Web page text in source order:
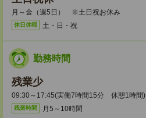
月～金（週5日） ※土日祝お休み
休日休暇 土・日・祝
勤務時間
残業少
09:30～17:45(実働7時間15分 休憩1時間)
残業時間 月5～10時間